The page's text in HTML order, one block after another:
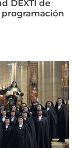
DEXTÍ de